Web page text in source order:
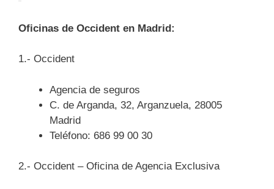
Oficinas de Occident en Madrid:
1.- Occident
Agencia de seguros
C. de Arganda, 32, Arganzuela, 28005
Madrid
Teléfono: 686 99 00 30
2.- Occident – Oficina de Agencia Exclusiva